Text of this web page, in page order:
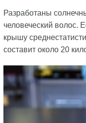
Разработаны
человеческий волос.
крышу
составит около 20